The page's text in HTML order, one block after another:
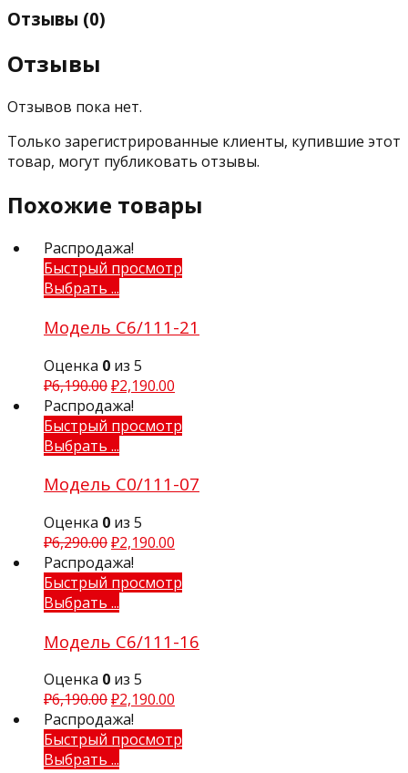
Отзывы (0)
Отзывы
Отзывов пока нет.
Только зарегистрированные клиенты, купившие этот
товар, могут публиковать отзывы.
Похожие товары
Распродажа!
Быстрый просмотр
Выбрать ...
Модель С6/111-21
Оценка 0 из 5
₽6,190.00₽2,190.00
Распродажа!
Быстрый просмотр
Выбрать ...
Модель С0/111-07
Оценка 0 из 5
₽6,290.00₽2,190.00
Распродажа!
Быстрый просмотр
Выбрать ...
Модель С6/111-16
Оценка 0 из 5
₽6,190.00₽2,190.00
Распродажа!
Быстрый просмотр
Выбрать ...